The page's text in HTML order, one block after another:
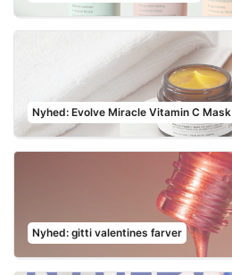
Nyhed: Evolve Miracle Vitamin C Mask
Nyhed: gitti valentines farver